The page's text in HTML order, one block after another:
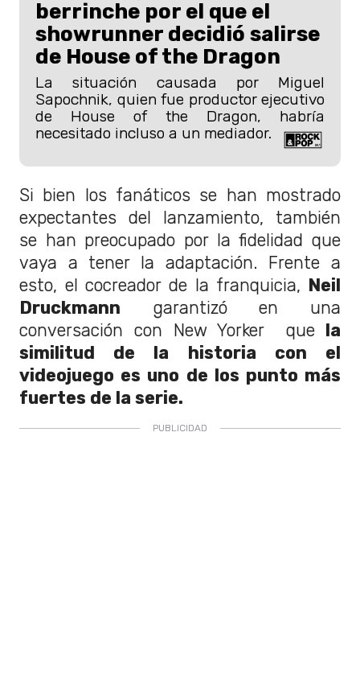
berrinche por el que el
showrunner decidió salirse
de House of the Dragon
La situación causada por Miguel
Sapochnik, quien fue productor ejecutivo
de House of the Dragon, habría
necesitado incluso a un mediador.
Si bien los fanáticos se han mostrado
expectantes del lanzamiento, también
se han preocupado por la fidelidad que
vaya a tener la adaptación. Frente a
esto, el cocreador de la franquicia, Neil
Druckmann garantizó en una
conversación con New Yorker que la
similitud de la historia con el
videojuego es uno de los punto más
fuertes de la serie.